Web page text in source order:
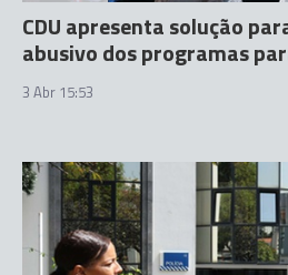
CDU apresenta solução
abusivo dos programas
3 Abr 15:53